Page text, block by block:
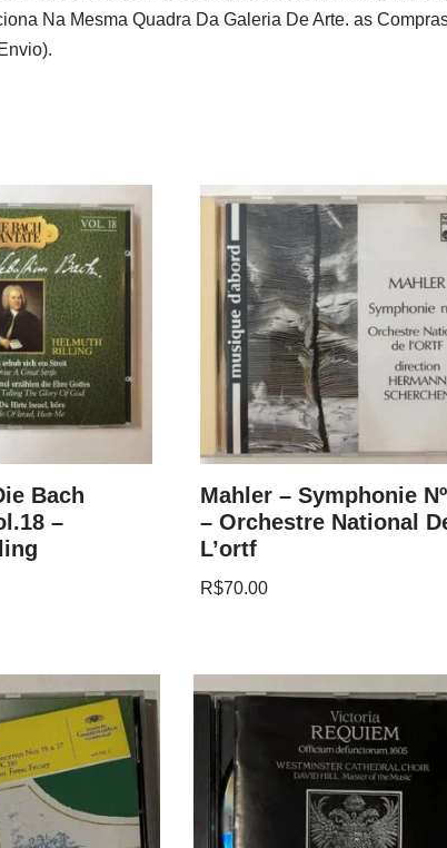
Na Mesma Quadra Da Galeria De Arte. as
Bach
–
Mahler – Symphonie
– Orchestre National
L’ortf
R$70.00